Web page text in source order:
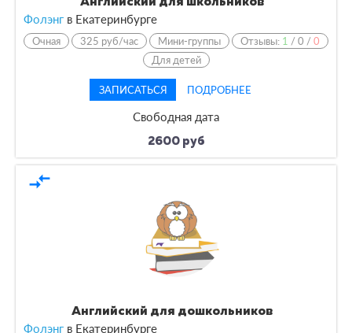
Фолэнг в Екатеринбурге
Очная 325 руб/час Мини-группы Отзывы: 1 /0 /0
Для детей
ЗАПИСАТЬСЯ ПОДРОБНЕЕ
Свободная дата
2600 руб
compare_arrows
Английский для дошкольников
Фолэнг в Екатеринбурге